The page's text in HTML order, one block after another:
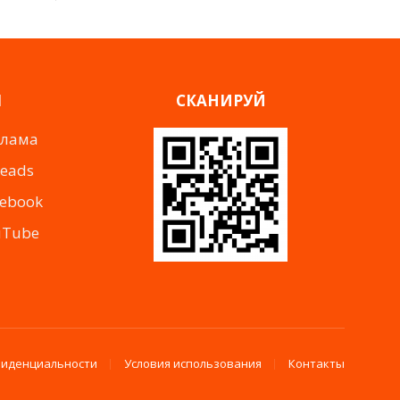
СКАНИРУЙ
Условия использования Контакты